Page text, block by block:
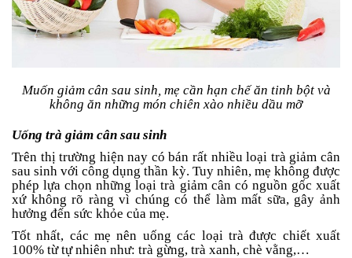
Muốn giảm cân sau sinh, mẹ cần hạn chế ăn tinh bột và
không ăn những món chiên xào nhiều dầu mỡ
Uống trà giảm cân sau sinh
Trên thị trường hiện nay có bán rất nhiều loại trà giảm cân
sau sinh với công dụng thần kỳ. Tuy nhiên, mẹ không được
phép lựa chọn những loại trà giảm cân có nguồn gốc xuất
xứ không rõ ràng vì chúng có thể làm mất sữa, gây ảnh
hưởng đến sức khỏe của mẹ.
Tốt nhất, các mẹ nên uống các loại trà được chiết xuất
100% từ tự nhiên như: trà gừng, trà xanh, chè vằng,…